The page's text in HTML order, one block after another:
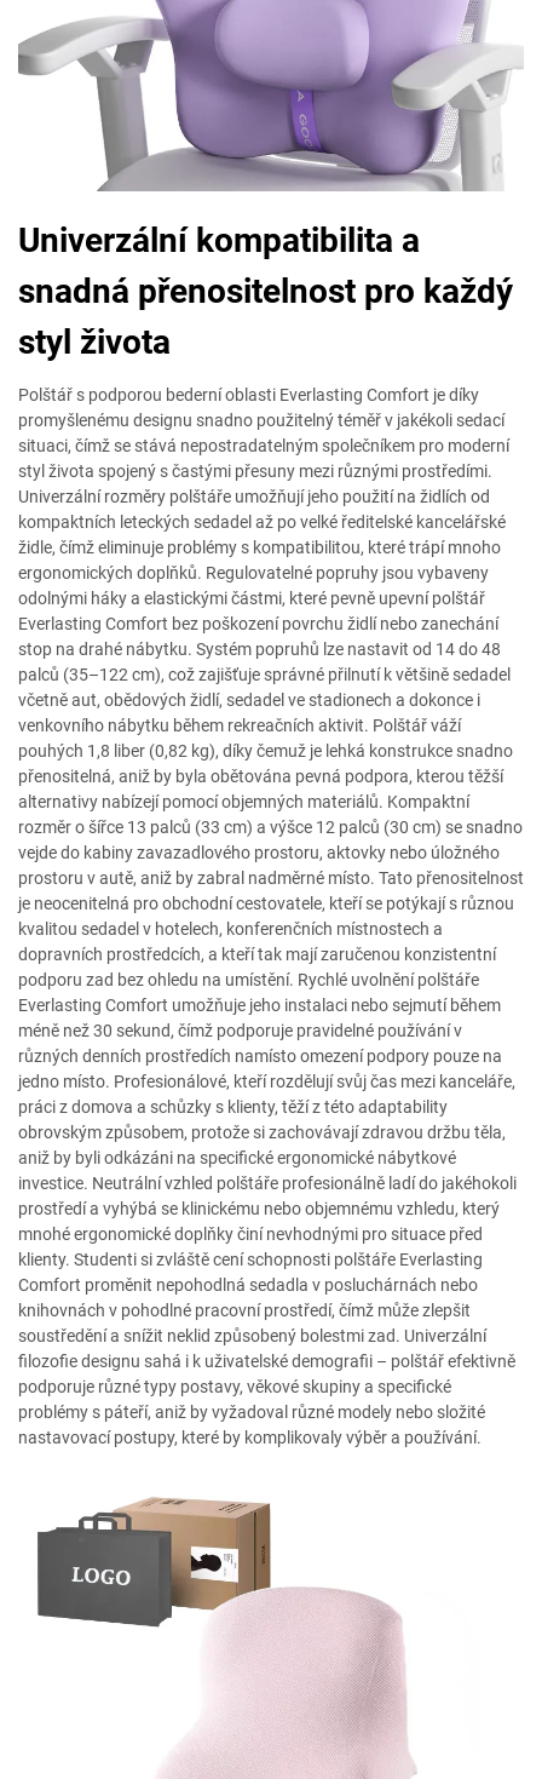
Univerzální kompatibilita a
snadná přenositelnost pro každý
styl života
Polštář s podporou bederní oblasti Everlasting Comfort je díky
promyšlenému designu snadno použitelný téměř v jakékoli sedací
situaci, čímž se stává nepostradatelným společníkem pro moderní
styl života spojený s častými přesuny mezi různými prostředími.
Univerzální rozměry polštáře umožňují jeho použití na židlích od
kompaktních leteckých sedadel až po velké ředitelské kancelářské
židle, čímž eliminuje problémy s kompatibilitou, které trápí mnoho
ergonomických doplňků. Regulovatelné popruhy jsou vybaveny
odolnými háky a elastickými částmi, které pevně upevní polštář
Everlasting Comfort bez poškození povrchu židlí nebo zanechání
stop na drahé nábytku. Systém popruhů lze nastavit od 14 do 48
palců (35–122 cm), což zajišťuje správné přilnutí k většině sedadel
včetně aut, obědových židlí, sedadel ve stadionech a dokonce i
venkovního nábytku během rekreačních aktivit. Polštář váží
pouhých 1,8 liber (0,82 kg), díky čemuž je lehká konstrukce snadno
přenositelná, aniž by byla obětována pevná podpora, kterou těžší
alternativy nabízejí pomocí objemných materiálů. Kompaktní
rozměr o šířce 13 palců (33 cm) a výšce 12 palců (30 cm) se snadno
vejde do kabiny zavazadlového prostoru, aktovky nebo úložného
prostoru v autě, aniž by zabral nadměrné místo. Tato přenositelnost
je neocenitelná pro obchodní cestovatele, kteří se potýkají s různou
kvalitou sedadel v hotelech, konferenčních místnostech a
dopravních prostředcích, a kteří tak mají zaručenou konzistentní
podporu zad bez ohledu na umístění. Rychlé uvolnění polštáře
Everlasting Comfort umožňuje jeho instalaci nebo sejmutí během
méně než 30 sekund, čímž podporuje pravidelné používání v
různých denních prostředích namísto omezení podpory pouze na
jedno místo. Profesionálové, kteří rozdělují svůj čas mezi kanceláře,
práci z domova a schůzky s klienty, těží z této adaptability
obrovským způsobem, protože si zachovávají zdravou držbu těla,
aniž by byli odkázáni na specifické ergonomické nábytkové
investice. Neutrální vzhled polštáře profesionálně ladí do jakéhokoli
prostředí a vyhýbá se klinickému nebo objemnému vzhledu, který
mnohé ergonomické doplňky činí nevhodnými pro situace před
klienty. Studenti si zvláště cení schopnosti polštáře Everlasting
Comfort proměnit nepohodlná sedadla v posluchárnách nebo
knihovnách v pohodlné pracovní prostředí, čímž může zlepšit
soustředění a snížit neklid způsobený bolestmi zad. Univerzální
filozofie designu sahá i k uživatelské demografii – polštář efektivně
podporuje různé typy postavy, věkové skupiny a specifické
problémy s páteří, aniž by vyžadoval různé modely nebo složité
nastavovací postupy, které by komplikovaly výběr a používání.